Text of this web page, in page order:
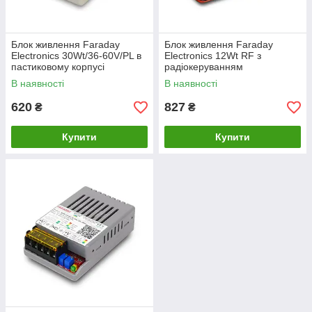
Блок живлення Faraday
Electronics 30Wt/36-60V/PL в
пастиковому корпусі
В наявності
620 ₴
Купити
Блок живлення Faraday
Electronics 12Wt RF з
радіокеруванням
В наявності
827 ₴
Купити